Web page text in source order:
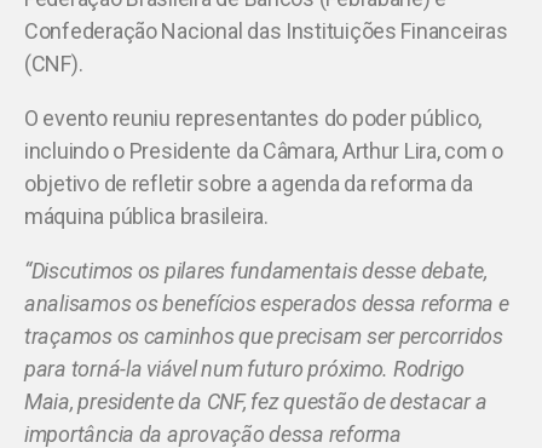
Confederação Nacional das Instituições Financeiras
(CNF).
O evento reuniu representantes do poder público,
incluindo o Presidente da Câmara, Arthur Lira, com o
objetivo de refletir sobre a agenda da reforma da
máquina pública brasileira.
“Discutimos os pilares fundamentais desse debate,
analisamos os benefícios esperados dessa reforma e
traçamos os caminhos que precisam ser percorridos
para torná-la viável num futuro próximo. Rodrigo
Maia, presidente da CNF, fez questão de destacar a
importância da aprovação dessa reforma